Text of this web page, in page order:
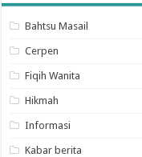
Bahtsu Masail
Cerpen
Fiqih Wanita
Hikmah
Informasi
Kabar berita